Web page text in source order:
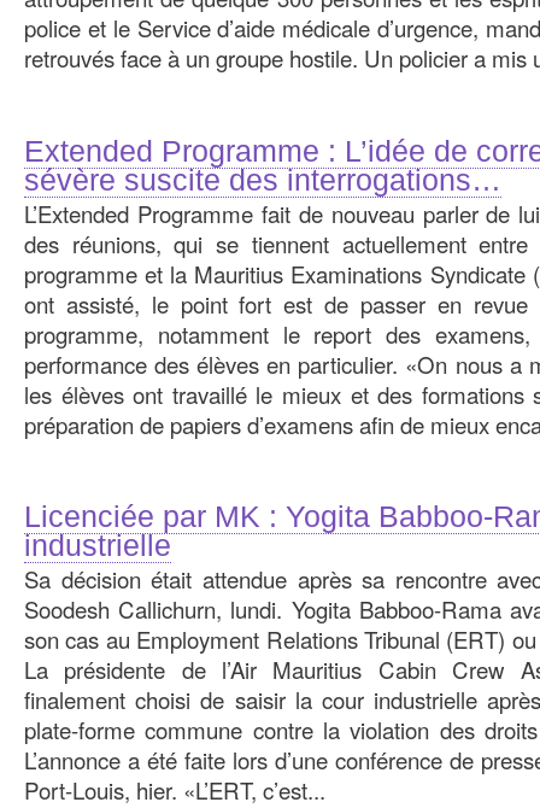
police et le Service d’aide médicale d’urgence,
retrouvés face à un groupe hostile. Un policier a mis
Extended Programme : L’idée de
sévère suscite des interrogations…
L’Extended Programme fait de nouveau parler de
des réunions, qui se tiennent actuellement
programme et la Mauritius Examinations Syndicate
ont assisté, le point fort est de passer en revue
programme, notamment le report des
performance des élèves en particulier. «On nous a
les élèves ont travaillé le mieux et des formations
préparation de papiers d’examens afin de mieux
Licenciée par MK : Yogita Babboo-
industrielle
Sa décision était attendue après sa rencontre
Soodesh Callichurn, lundi. Yogita Babboo-Rama
son cas au Employment Relations Tribunal (ERT)
La présidente de l’Air Mauritius Cabin Crew
finalement choisi de saisir la cour industrielle
plate-forme commune contre la violation des
L’annonce a été faite lors d’une conférence de
Port-Louis, hier. «L’ERT, c’est...